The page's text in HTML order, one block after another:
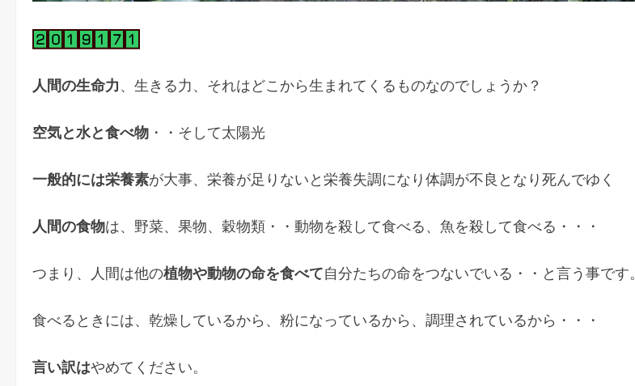
人間の生命力、生きる力、それはどこから生まれてくるものなのでしょうか？
空気と水と食べ物 ・・そして太陽光
一般的には栄養素が大事、栄養が足りないと栄養失調になり体調が不良となり死んでゆく
人間の食物は、野菜、果物、穀物類・・動物を殺して食べる、魚を殺して食べる・・・
つまり、人間は他の植物や動物の命を食べて自分たちの命をつないでいる・・と言う事です。
食べるときには、乾燥しているから、粉になっているから、調理されているから・・・
言い訳はやめてください。